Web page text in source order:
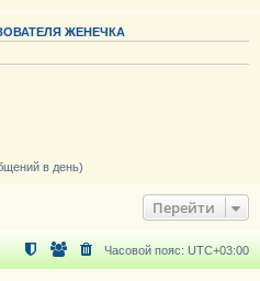
ЖЕНЕЧКА
в день)
Перейти
Часовой пояс: UTC+03:00